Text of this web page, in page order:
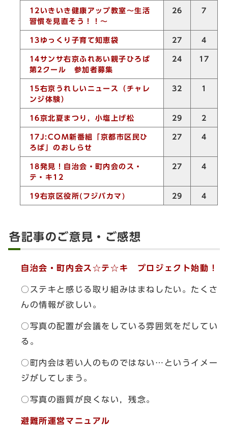
12 いきいき健康アップ教室～生活
習慣を見直そう！！～
26 7
13 ゆっくり子育て知恵袋 27 4
14 サンサ右京ふれあい親子ひろば
第2クール 参加者募集
24 17
15右京うれしいニュース（チャレ
ンジ体験）
32 1
16京北夏まつり，小塩上げ松 29 2
17J:COM新番組「京都市区民ひ
ろば」のおしらせ
27 4
18発見！自治会・町内会のス・
テ・キ12
27 4
19右京区役所( フジバカマ ) 29 4
各記事のご意見・ご感想
自治会・町内会ス☆テ☆キ プロジェクト始動！
○ステキと感じる取り組みはまねしたい。たくさ
んの情報が欲しい。
○写真の配置が会議をしている雰囲気をだしてい
る。
○町内会は若い人のものではない…というイメー
ジがしてしまう。
○写真の画質が良くない，残念。
避難所運営マニュアル